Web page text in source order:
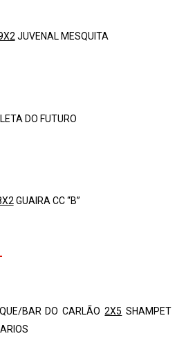
JUVENAL MESQUITA
DO FUTURO
GUAIRA CC “B”
BAR DO CARLÃO2X5 SHAMPET